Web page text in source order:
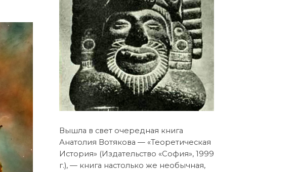
Вышла в свет очередная книга
Анатолия Вотякова — «Теоретическая
История» (Издательство «София», 1999
г.), — книга настолько же необычная,